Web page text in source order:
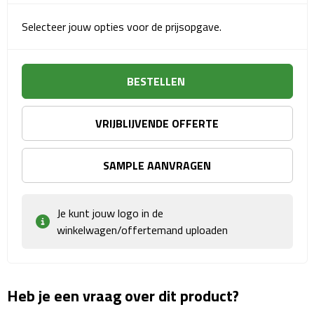
Fietstassen
Koeltassen & koelboxen
Strandtassen
Picknick rugtassen
Selecteer jouw opties voor de prijsopgave.
BESTELLEN
VRIJBLIJVENDE OFFERTE
SAMPLE AANVRAGEN
Je kunt jouw logo in de
winkelwagen/offertemand uploaden
Heb je een vraag over dit product?